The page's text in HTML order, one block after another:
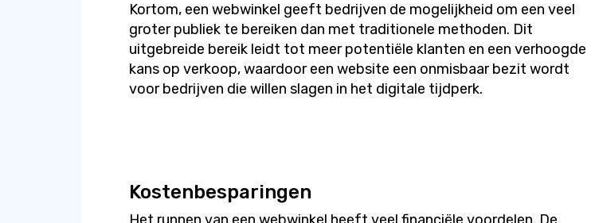
Kortom, een webwinkel geeft bedrijven de mogelijkheid om een veel
groter publiek te bereiken dan met traditionele methoden. Dit
uitgebreide bereik leidt tot meer potentiële klanten en een verhoogde
kans op verkoop, waardoor een website een onmisbaar bezit wordt
voor bedrijven die willen slagen in het digitale tijdperk.
Kostenbesparingen